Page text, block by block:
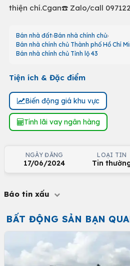
thiện chí.Cgan☎️ Zalo/call
Bán nhà đất Bán nhà chính chủ
Bán nhà chính chủ Thành phố Hồ Chí
Bán nhà chính chủ Tỉnh lộ 43
Tiện ích & Đặc điểm
Biến động giá khu vực
Tính lãi vay ngân hàng
NGÀY ĐĂNG
17/06/2024
LOẠI TIN
Tin
Báo tin xấu
BẤT ĐỘNG SẢN BẠN